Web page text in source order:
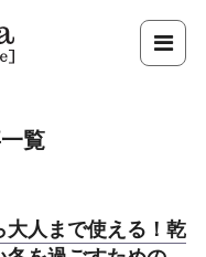
覧
人まで使える！乾